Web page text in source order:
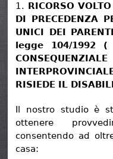
1. RICORSO
DI PRECEDENZA
UNICI DEI
legge 104/1992
RISIEDE IL
Il nostro studio è
ottenere
consentendo ad
casa: